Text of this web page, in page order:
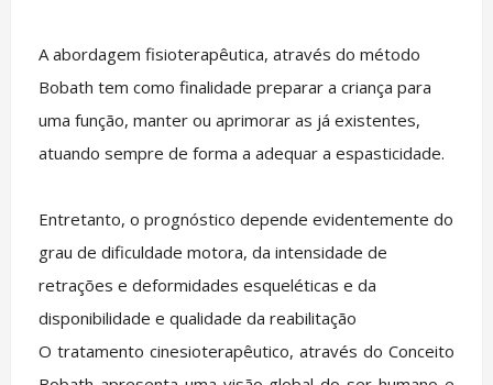
A abordagem fisioterapêutica, através do método
Bobath tem como finalidade preparar a criança para
uma função, manter ou aprimorar as já existentes,
atuando sempre de forma a adequar a espasticidade.
Entretanto, o prognóstico depende evidentemente do
grau de dificuldade motora, da intensidade de
retrações e deformidades esqueléticas e da
disponibilidade e qualidade da reabilitação
O tratamento cinesioterapêutico, através do Conceito